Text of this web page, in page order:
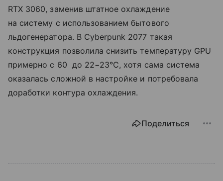
RTX 3060, заменив штатное охлаждение
на систему с использованием бытового
льдогенератора. В Cyberpunk 2077 такая
конструкция позволила снизить температуру GPU
примерно с 60 до 22−23°C, хотя сама система
оказалась сложной в настройке и потребовала
доработки контура охлаждения.
Поделиться